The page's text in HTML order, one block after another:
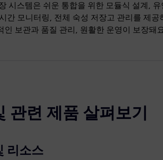
시스템은 쉬운 통합을 위한 모듈식 설계,
간 모니터링, 전체 숙성 저장고 관리를 제공
인 보관과 품질 관리, 원활한 운영이 보장돼
관련 제품 살펴보기
리소스